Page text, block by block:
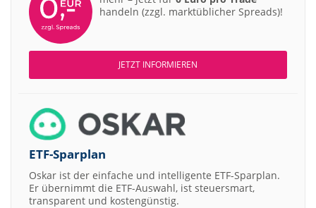
handeln (zzgl. marktüblicher Spreads)!
JETZT INFORMIEREN
ETF-Sparplan
Oskar ist der einfache und intelligente ETF-Sparplan.
Er übernimmt die ETF-Auswahl, ist steuersmart,
transparent und kostengünstig.